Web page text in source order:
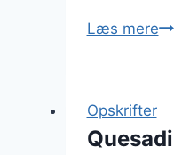
Læs mere
Opskrifter